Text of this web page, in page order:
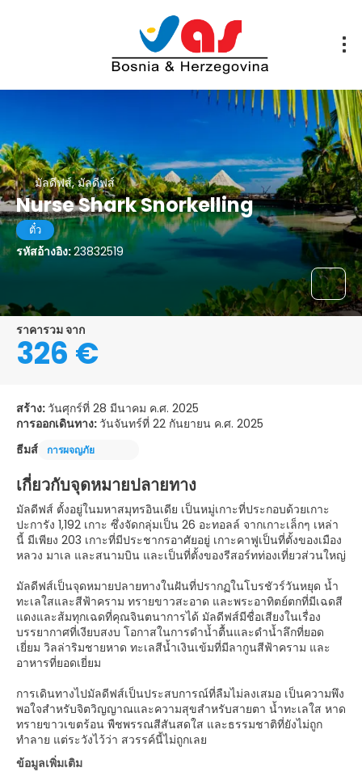
มัลดีฟส์, มัลดีฟส์
Nurse Shark Snorkelling
ตั๋ว
รหัสอ้างอิง:23832519
ราคารวม จาก
326 €
สร้าง: วันศุกร์ที่ 28 มีนาคม ค.ศ. 2025
การออกเดินทาง: วันจันทร์ที่ 22 กันยายน ค.ศ. 2025
ธีมส์
การผจญภัย
เกี่ยวกับจุดหมายปลายทาง
มัลดีฟส์ ตั้งอยู่ในมหาสมุทรอินเดีย เป็นหมู่เกาะที่ประกอบด้วยเกาะ
ปะการัง 1,192 เกาะ ซึ่งจัดกลุ่มเป็น 26 อะทอลล์ จากเกาะเล็กๆ เหล่า
นี้ มีเพียง 203 เกาะที่มีประชากรอาศัยอยู่ เกาะคาฟูเป็นที่ตั้งของเมือง
หลวง มาเล และสนามบิน และเป็นที่ตั้งของรีสอร์ทท่องเที่ยวส่วนใหญ่
มัลดีฟส์เป็นจุดหมายปลายทางในฝันที่ปรากฏในโบรชัวร์วันหยุด น้ำ
ทะเลใสและสีฟ้าคราม ทรายขาวสะอาด และพระอาทิตย์ตกที่มีเฉดสี
แดงและส้มทุกเฉดที่คุณจินตนาการได้ มัลดีฟส์มีชื่อเสียงในเรื่อง
บรรยากาศที่เงียบสงบ โอกาสในการดำน้ำตื้นและดำน้ำลึกที่ยอด
เยี่ยม วิลล่าริมชายหาด ทะเลสีน้ำเงินเข้มที่มีลากูนสีฟ้าคราม และ
อาหารที่ยอดเยี่ยม
การเดินทางไปมัลดีฟส์เป็นประสบการณ์ที่ลืมไม่ลงเสมอ เป็นความพึง
พอใจสำหรับจิตวิญญาณและความสุขสำหรับสายตา น้ำทะเลใส หาด
ทรายขาวเขตร้อน พืชพรรณสีสันสดใส และธรรมชาติที่ยังไม่ถูก
ทำลาย แต่ระวังไว้ว่า สวรรค์นี้ไม่ถูกเลย
ข้อมูลเพิ่มเติม